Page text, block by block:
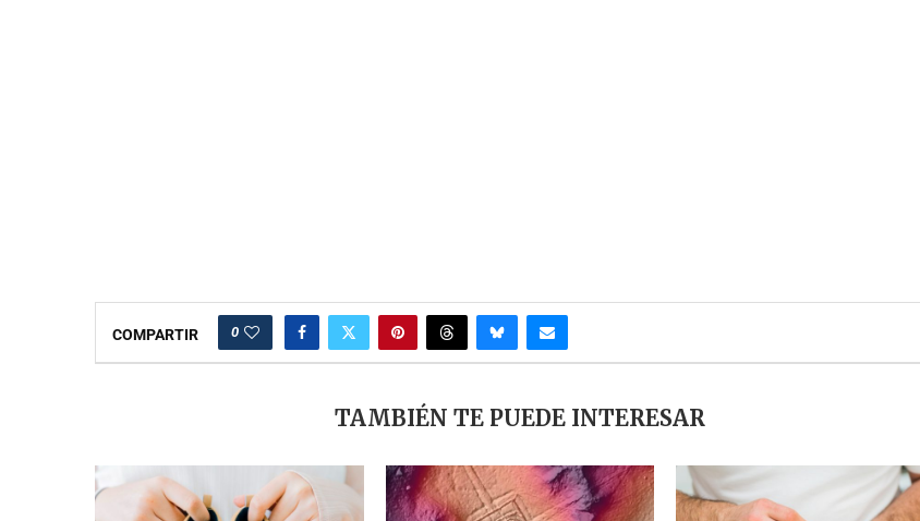
COMPARTIR 0
TAMBIÉN TE PUEDE INTERESAR